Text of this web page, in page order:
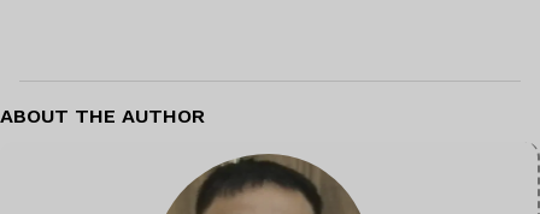
ABOUT THE AUTHOR